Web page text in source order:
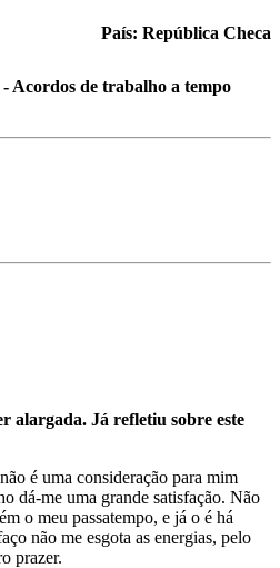
País: República Checa
Acordos de trabalho a tempo
alargada. Já refletiu sobre este
é uma consideração para mim
dá-me uma grande satisfação. Não
o meu passatempo, e já o é há
não me esgota as energias, pelo
prazer.